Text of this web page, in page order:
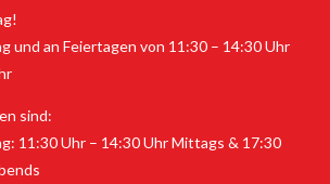
und an Feiertagen von 11:30 – 14:30 Uhr
sind:
11:30 Uhr – 14:30 Uhr Mittags & 17:30